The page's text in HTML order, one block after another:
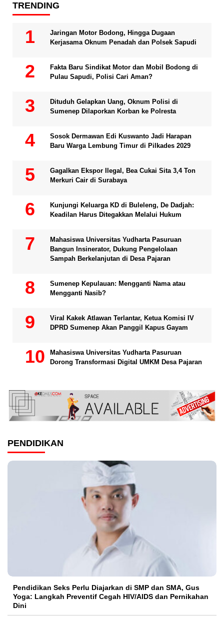
TRENDING
Jaringan Motor Bodong, Hingga Dugaan
Kerjasama Oknum Penadah dan Polsek Sapudi
Fakta Baru Sindikat Motor dan Mobil Bodong di
Pulau Sapudi, Polisi Cari Aman?
Dituduh Gelapkan Uang, Oknum Polisi di
Sumenep Dilaporkan Korban ke Polresta
Sosok Dermawan Edi Kuswanto Jadi Harapan
Baru Warga Lembung Timur di Pilkades 2029
Gagalkan Ekspor Ilegal, Bea Cukai Sita 3,4 Ton
Merkuri Cair di Surabaya
Kunjungi Keluarga KD di Buleleng, De Dadjah:
Keadilan Harus Ditegakkan Melalui Hukum
Mahasiswa Universitas Yudharta Pasuruan
Bangun Insinerator, Dukung Pengelolaan
Sampah Berkelanjutan di Desa Pajaran
Sumenep Kepulauan: Mengganti Nama atau
Mengganti Nasib?
Viral Kakek Atlawan Terlantar, Ketua Komisi IV
DPRD Sumenep Akan Panggil Kapus Gayam
Mahasiswa Universitas Yudharta Pasuruan
Dorong Transformasi Digital UMKM Desa Pajaran
PENDIDIKAN
Pendidikan Seks Perlu Diajarkan di SMP dan SMA, Gus
Yoga: Langkah Preventif Cegah HIV/AIDS dan Pernikahan
Dini